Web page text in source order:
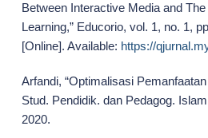
Between Interactive Media and
Learning,” Educorio, vol. 1, no. 1,
[Online]. Available: https://
Arfandi, “Optimalisasi
Stud. Pendidik. dan Pedagog.
2020.